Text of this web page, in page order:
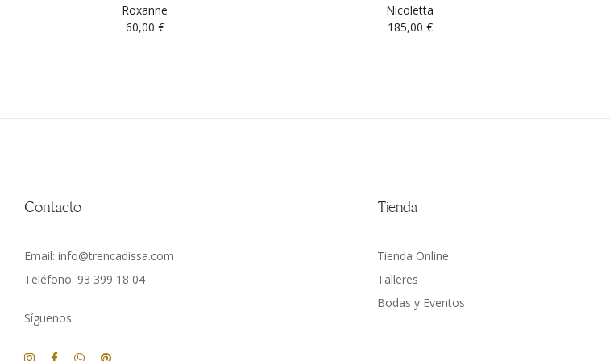
Roxanne
60,00 €
Nicoletta
185,00 €
Contacto
Email: info@trencadissa.com
Teléfono: 93 399 18 04
Síguenos:
Tienda
Tienda Online
Talleres
Bodas y Eventos